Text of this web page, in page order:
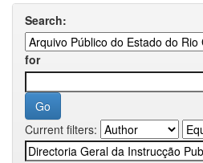
Search:
for
Current filters: